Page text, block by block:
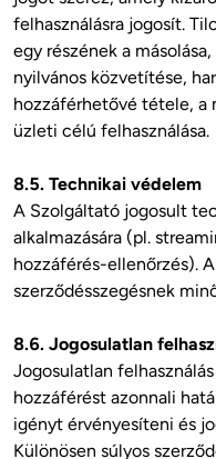
felhasználásra jogosít.
egy részének a
nyilvános közvetítése,
hozzáférhetővé tétele, a
üzleti célú felhasználása.
8.5. Technikai védelem
A Szolgáltató jogosult
alkalmazására (pl.
hozzáférés-ellenőrzés).
szerződésszegésnek
8.6. Jogosulatlan
Jogosulatlan
hozzáférést azonnali
igényt érvényesíteni és
Különösen súlyos